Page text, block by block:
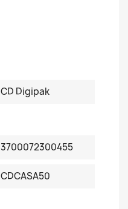
CD Digipak
3700072300455
CDCASA50